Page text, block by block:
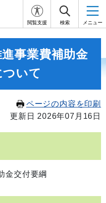
閲覧支援 検索 メニュー
事業費補助金
いて
ページの内容を印刷
更新日 2026年07月16日
金交付要綱